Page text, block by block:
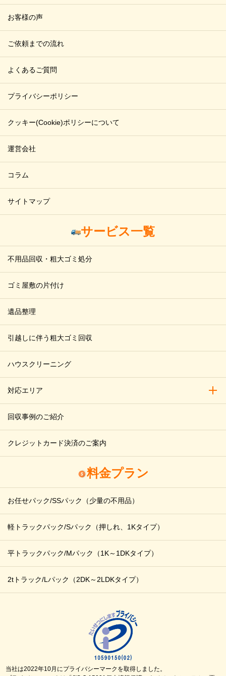
人情報の取得はございません。また、Cookie情報を第三者
に提供することもございません。
目的の通知、開示、内容の訂正・追加・削除、利用の停止
その際、弊社はお客様ご本人を確認させていただいたうえ
なお、個人情報に関する弊社問合わせ先は、次の通りで
す。
株式会社ルクス 個人情報問合せ窓口
ル 4階B
お客様の声
ご依頼までの流れ
よくあるご質問
プライバシーポリシー
クッキー(Cookie)ポリシーについて
運営会社
コラム
サイトマップ
サービス一覧
不用品回収・粗大ゴミ処分
ゴミ屋敷の片付け
遺品整理
引越しに伴う粗大ゴミ回収
ハウスクリーニング
対応エリア 対
回収事例のご紹介
クレジットカード決済のご案内
料金プラン
お任せパック/SSパック （少量の不用品）
軽トラックパック/Sパック （押しれ、1Kタイプ）
平トラックパック/Mパック （1K～1DKタイプ）
2tトラック/Lパック （2DK～2LDKタイプ）
当社は2022年10月にプライバシーマークを取得しました。